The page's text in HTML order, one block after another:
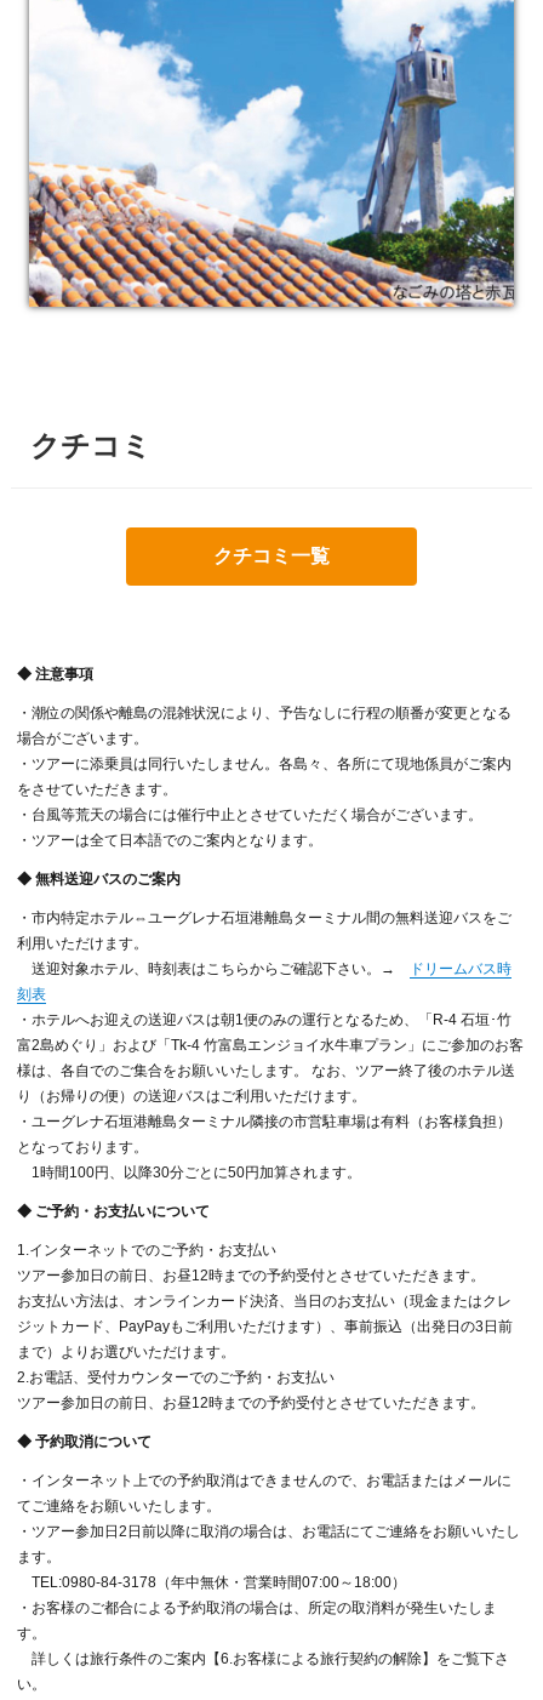
◆ 注意事項
・潮位の関係や離島の混雑状況により、予告なしに行程の順番が変更となる
場合がございます。
・ツアーに添乗員は同行いたしません。各島々、各所にて現地係員がご案内
をさせていただきます。
・台風等荒天の場合には催行中止とさせていただく場合がございます。
・ツアーは全て日本語でのご案内となります。
◆ 無料送迎バスのご案内
・市内特定ホテル⇔ユーグレナ石垣港離島ターミナル間の無料送迎バスをご
利用いただけます。
送迎対象ホテル、時刻表はこちらからご確認下さい。→
ドリームバス時
刻表
・ホテルへお迎えの送迎バスは朝1便のみの運行となるため、「R-4 石垣･竹
富2島めぐり」および「Tk-4 竹富島エンジョイ水牛車プラン」にご参加のお客
様は、各自でのご集合をお願いいたします。 なお、ツアー終了後のホテル送
り（お帰りの便）の送迎バスはご利用いただけます。
・ユーグレナ石垣港離島ターミナル隣接の市営駐車場は有料（お客様負担）
となっております。
1時間100円、以降30分ごとに50円加算されます。
◆ ご予約・お支払いについて
1.インターネットでのご予約・お支払い
ツアー参加日の前日、お昼12時までの予約受付とさせていただきます。
お支払い方法は、オンラインカード決済、当日のお支払い（現金またはクレ
ジットカード、PayPayもご利用いただけます）、事前振込（出発日の3日前
まで）よりお選びいただけます。
2.お電話、受付カウンターでのご予約・お支払い
ツアー参加日の前日、お昼12時までの予約受付とさせていただきます。
◆ 予約取消について
・インターネット上での予約取消はできませんので、お電話またはメールに
てご連絡をお願いいたします。
・ツアー参加日2日前以降に取消の場合は、お電話にてご連絡をお願いいたし
ます。
TEL:0980-84-3178（年中無休・営業時間07:00～18:00）
・お客様のご都合による予約取消の場合は、所定の取消料が発生いたしま
す。
詳しくは旅行条件のご案内【6.お客様による旅行契約の解除】をご覧下さ
い。